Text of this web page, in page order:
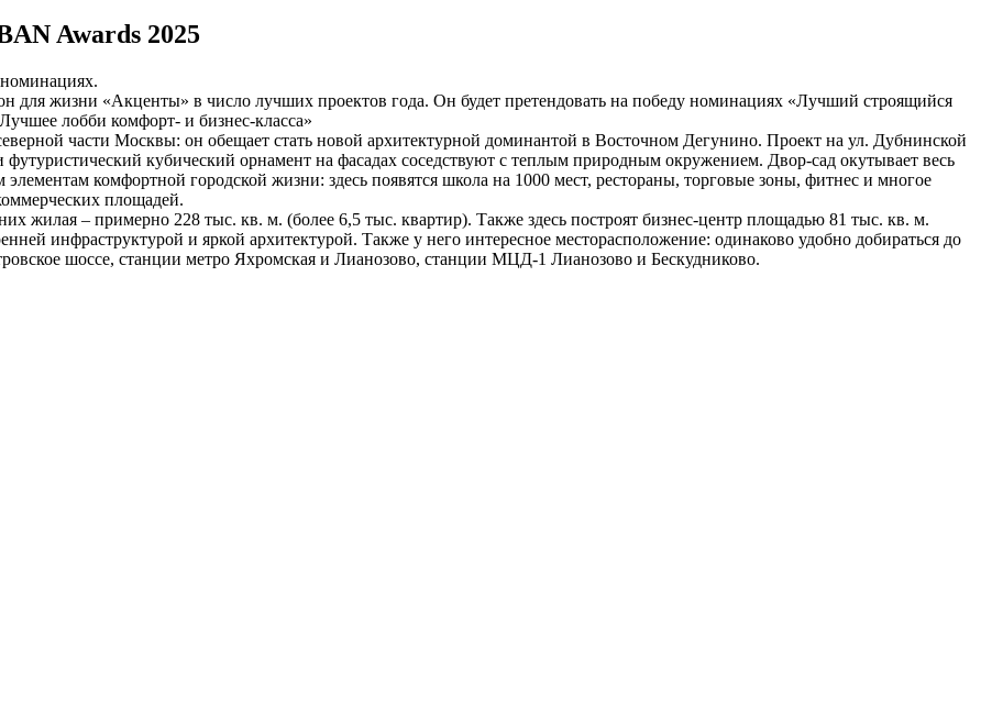
Awards 2025
для жизни «Акценты» в число лучших проектов года. Он будет претендовать на победу номинациях «Лучший строящийся
лобби комфорт- и бизнес-класса»
части Москвы: он обещает стать новой архитектурной доминантой в Восточном Дегунино. Проект на ул. Дубнинской
кубический орнамент на фасадах соседствуют с теплым природным окружением. Двор-сад окутывает весь
комфортной городской жизни: здесь появятся школа на 1000 мест, рестораны, торговые зоны, фитнес и многое
площадей.
жилая – примерно 228 тыс. кв. м. (более 6,5 тыс. квартир). Также здесь построят бизнес-центр площадью 81 тыс. кв. м.
инфраструктурой и яркой архитектурой. Также у него интересное месторасположение: одинаково удобно добираться до
шоссе, станции метро Яхромская и Лианозово, станции МЦД-1 Лианозово и Бескудниково.